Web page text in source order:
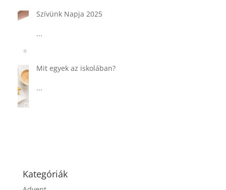
Tárkonyos csirkeragu leves
Kategóriák